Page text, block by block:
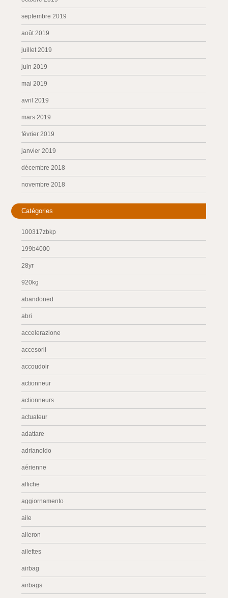
septembre 2019
août 2019
juillet 2019
juin 2019
mai 2019
avril 2019
mars 2019
février 2019
janvier 2019
décembre 2018
novembre 2018
Catégories
100317zbkp
199b4000
28yr
920kg
abandoned
abri
accelerazione
accesorii
accoudoir
actionneur
actionneurs
actuateur
adattare
adrianoldo
aérienne
affiche
aggiornamento
aile
aileron
ailettes
airbag
airbags